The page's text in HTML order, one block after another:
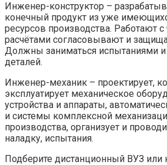
Инженер-конструктор –
конечный продукт из уже
ресурсов производства. Работают
расчётами согласовывают и
Должны заниматься испытаниями
деталей.
Инженер-механик – проектирует,
эксплуатирует механическое
устройства и аппараты,
и системы комплексной
производства, организует и
наладку, испытания.
Подберите дистанционный ВУЗ или